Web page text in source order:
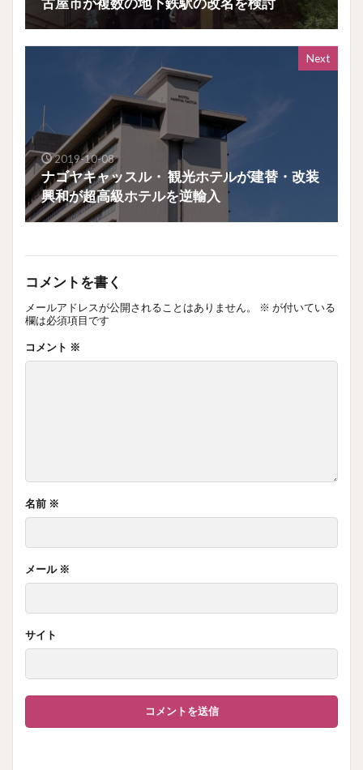
Next
2019-10-08
ナゴヤキャッスル・ 観光ホテルが建替・改装
興和が超高級ホテルを逆輸入
コメントを書く
メールアドレスが公開されることはありません。 ※ が付いている
欄は必須項目です
コメント ※
名前 ※
メール ※
サイト